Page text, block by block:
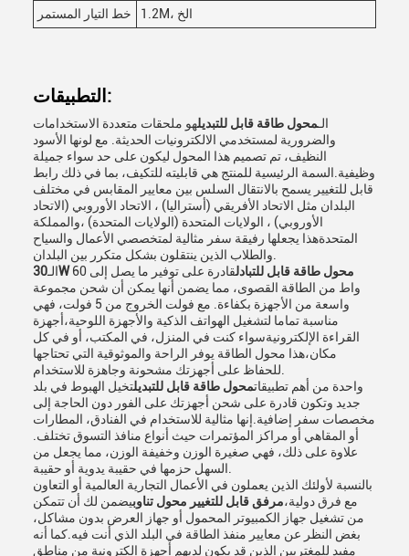
خط التيار المستمر
1.2M، الخ
التطبيقات:
الـمحول طاقة قابل للتبديلهو ملحقات متعددة الاستخدامات
والضرورية لمستخدمي الالكترونيات الحديثة. مع لونها الأسود
النظيف، تم تصميم هذا المحول ليكون على حد سواء جميلة
وظيفية.السمة الرئيسية للمنتج هي قابليته للتكيف، بما في ذلك رابط
قابل للتغيير يسمح بالانتقال السلس بين معايير المقابس في مختلف
البلدان مثل الاتحاد الأفريقي (أستراليا) ، الاتحاد الأوروبي (الاتحاد
الأوروبي) ، الولايات المتحدة (الولايات المتحدة) ،والمملكة
المتحدةهذا يجعلها رفيقة سفر مثالية لمتخصصي الأعمال والسياح
الـ
30W محول طاقة قابل للتبادل
قادرة على توفير ما يصل إلى 60
واط من الطاقة القصوى، مما يضمن أنها يمكن أن شحن مجموعة
واسعة من الأجهزة بكفاءة. مع فولت الخروج من 5 فولت، فهي
مناسبة تماما لتشغيل الهواتف الذكية والأجهزة اللوحية،أجهزة
القراءة الإلكترونيةسواء كنت في المنزل، في المكتب، أو في كل
مكان،هذا محول الطاقة يوفر الراحة والموثوقية التي تحتاجها
واحدة من أهم تطبيقاتمحول طاقة قابل للتبديلتخيل الهبوط في بلد
جديد وتكون قادرة على شحن أجهزتك على الفور دون الحاجة إلى
مخصصات سفر إضافية.إنها مثالية للاستخدام في الفنادق، المطارات
أو المقاهي أو مراكز المؤتمرات حيث أنواع منافذ التسوق تختلف.
علاوة على ذلك، فهي صغيرة الوزن وخفيفة الوزن، مما يجعل من
بالنسبة لأولئك الذين يعملون في الأعمال التجارية العالمية أو التعاون
مع فرق دولية،مرفق قابل للتغيير محول تناوبيضمن لك أن تتمكن
من تشغيل جهاز الكمبيوتر المحمول أو جهاز العرض بدون مشاكل،
بغض النظر عن معايير منفذ الطاقة في البلد الذي أنت فيه.كما أنه
مفيد للمغتربين الذين قد يكون لديهم أجهزة إلكترونية من مناطق